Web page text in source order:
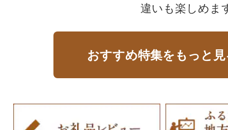
違いも楽しめま
おすすめ特集をもっと